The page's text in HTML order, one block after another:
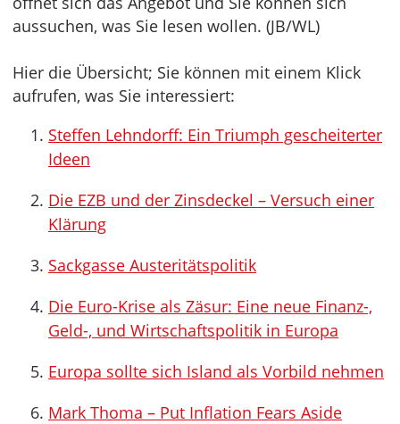
aussuchen, was Sie lesen wollen. (JB/WL)
Hier die Übersicht; Sie können mit einem Klick
aufrufen, was Sie interessiert:
Steffen Lehndorff: Ein Triumph gescheiterter
Ideen
Die EZB und der Zinsdeckel – Versuch einer
Klärung
Sackgasse Austeritätspolitik
Die Euro-Krise als Zäsur: Eine neue Finanz-,
Geld-, und Wirtschaftspolitik in Europa
Europa sollte sich Island als Vorbild nehmen
Mark Thoma – Put Inflation Fears Aside